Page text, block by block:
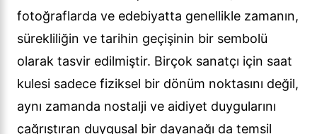
fotoğraflarda ve edebiyatta genellikle zamanın,
sürekliliğin ve tarihin geçişinin bir sembolü
olarak tasvir edilmiştir. Birçok sanatçı için saat
kulesi sadece fiziksel bir dönüm noktasını değil,
aynı zamanda nostalji ve aidiyet duygularını
çağrıştıran duygusal bir dayanağı da temsil